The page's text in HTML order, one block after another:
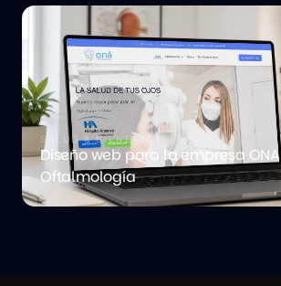
SALUD & BIENESTAR
Diseño web para la empresa ONA
Oftalmología